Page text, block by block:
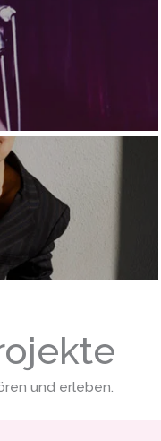
und erleben.